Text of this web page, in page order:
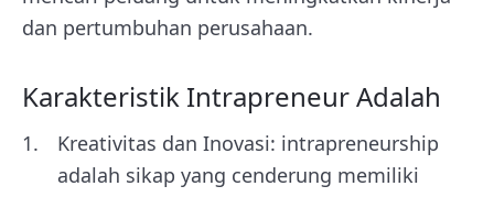
dan pertumbuhan perusahaan.
Karakteristik Intrapreneur Adalah
Kreativitas dan Inovasi: intrapreneurship
adalah sikap yang cenderung memiliki